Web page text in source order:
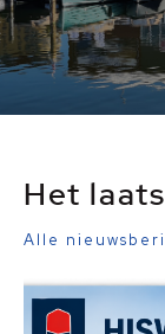
Het
Alle